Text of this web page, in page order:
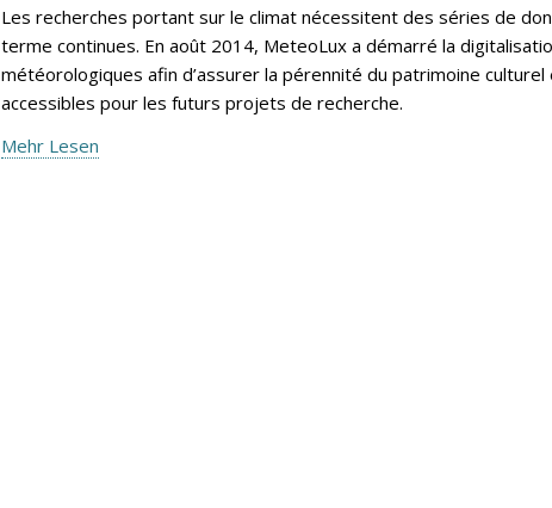
Les recherches portant sur le climat nécessitent des séries de
terme continues. En août 2014, MeteoLux a démarré la
météorologiques afin d’assurer la pérennité du patrimoine
accessibles pour les futurs projets de recherche.
Mehr Lesen